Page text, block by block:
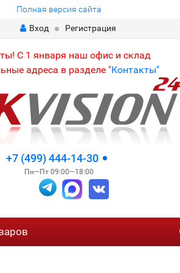
Полная версия сайта
Вход
Регистрация
С 1 января наш офис и склад
адреса в разделе "Контакты"
+7 (499) 444-14-30
Пн—Пт 09:00—18:00